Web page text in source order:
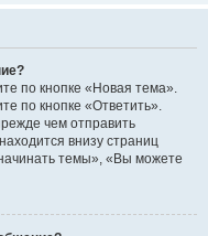
по кнопке «Новая тема».
по кнопке «Ответить».
чем отправить
внизу страниц
темы», «Вы можете